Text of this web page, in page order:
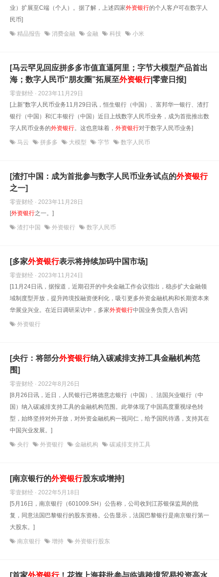
业）扩展至C端（个人）。据了解，上述四家外资银行的个人客户可在数字人
民币]
精品报告 消费金融 金融 科技 小米
[马云罕见回应拼多多市值直逼阿里；字节大模型产品首出
海；数字人民币“朋友圈”拓展至外资银行|零壹日报]
零壹财经 · 2023年11月29日
[上新”数字人民币业务11月29日讯，恒生银行（中国）、富邦华一银行、渣打
银行（中国）和汇丰银行（中国）近日上线数字人民币业务，成为首批推出数
字人民币业务的外资银行。这也意味着， 外资银行对于数字人民币业务]
马云 拼多多 大模型 字节 数字人民币
[渣打中国：成为首批参与数字人民币业务试点的外资银行
之一]
零壹财经 · 2023年11月28日
[外资银行之一。]
渣打中国 外资银行 数字人民币
[多家外资银行表示将持续加码中国市场]
零壹财经 · 2023年11月24日
[11月24日讯，据报道，近期召开的中央金融工作会议指出，稳步扩大金融领
域制度型开放，提升跨境投融资便利化，吸引更多外资金融机构和长期资本来
华展业兴业。在近日调研采访中，多家外资银行中国业务负责人告诉]
外资银行
[央行：将部分外资银行纳入碳减排支持工具金融机构范
围]
零壹财经 · 2022年8月26日
[8月26日讯，近日，人民银行已将德意志银行（中国）、法国兴业银行（中
国）纳入碳减排支持工具的金融机构范围。此举体现了中国高度重视绿色转
型，始终坚持对外开放，对外资金融机构一视同仁，给予国民待遇，支持其在
中国兴业发展。]
央行 外资银行 金融机构 碳减排支持工具
[南京银行的外资银行股东或增持]
零壹财经 · 2022年5月18日
[5月16日，南京银行（601009.SH）公告称，公司收到江苏银保监局的批
复，同意法国巴黎银行的股东资格。公告显示，法国巴黎银行是南京银行第一
大股东。]
南京银行 增持 外资银行股东
[首家外资银行！花旗上海获批参与临港跨境贸易投资高水